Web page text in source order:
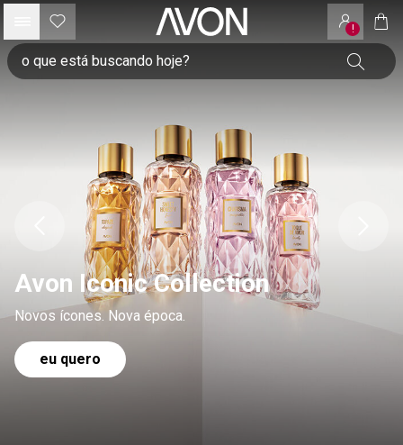
!
Avon Iconic Collection
Novos ícones. Nova época.
eu quero